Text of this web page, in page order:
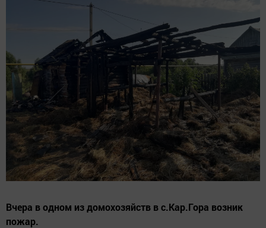
Вчера в одном из домохозяйств в с.Кар.Гора возник
пожар.